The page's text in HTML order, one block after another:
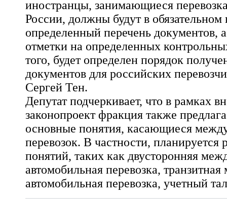
иностранцы, занимающиеся
России, должны будут в обязательном
определенный перечень документов,
отметки на определенных
того, будет определен порядок
документов для российских
Сергей Тен.
Депутат подчеркивает, что в рамках
законопроект фракция также
основные понятия, касающиеся
перевозок. В частности, планируется
понятий, таких как двусторонняя
автомобильная перевозка,
автомобильная перевозка, учетный